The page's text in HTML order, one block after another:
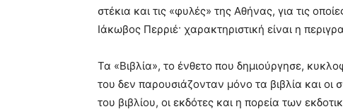
στέκια και τις «φυλές» της Αθήνας, για τις
Ιάκωβος Περριέ· χαρακτηριστική είναι η
Τα «Βιβλία», το ένθετο που δημιούργησε,
του δεν παρουσιάζονταν μόνο τα βιβλία και οι
του βιβλίου, οι εκδότες και η πορεία των